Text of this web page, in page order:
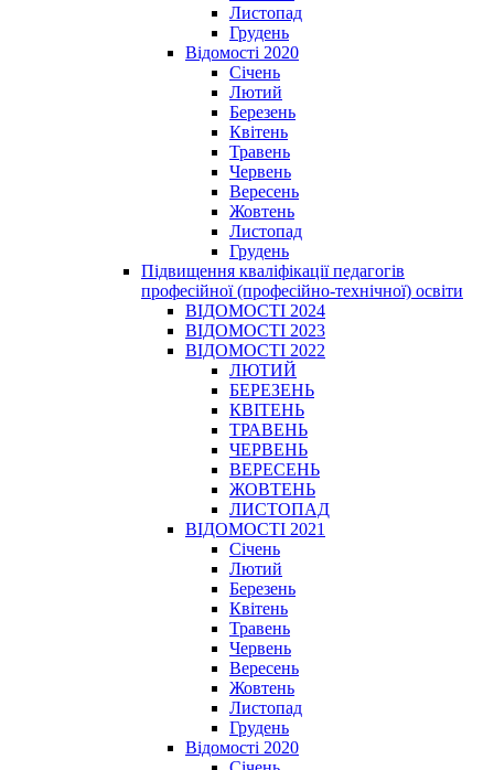
Листопад
Грудень
Відомості 2020
Січень
Лютий
Березень
Квітень
Травень
Червень
Вересень
Жовтень
Листопад
Грудень
Підвищення кваліфікації педагогів
професійної (професійно-технічної) освіти
ВІДОМОСТІ 2024
ВІДОМОСТІ 2023
ВІДОМОСТІ 2022
ЛЮТИЙ
БЕРЕЗЕНЬ
КВІТЕНЬ
ТРАВЕНЬ
ЧЕРВЕНЬ
ВЕРЕСЕНЬ
ЖОВТЕНЬ
ЛИСТОПАД
ВІДОМОСТІ 2021
Січень
Лютий
Березень
Квітень
Травень
Червень
Вересень
Жовтень
Листопад
Грудень
Відомості 2020